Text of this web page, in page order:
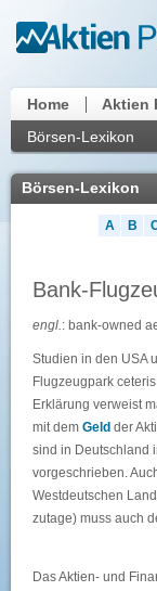
Home Aktien
Börsen-Lexikon
Börsen-Lexikon
A B
Bank-
engl.: bank-owned
Studien in den USA
Flugzeugpark
Erklärung verweist
mit dem Geld der
sind in Deutschland
vorgeschrieben.
Westdeutschen
zutage) muss auch
Das Aktien- und